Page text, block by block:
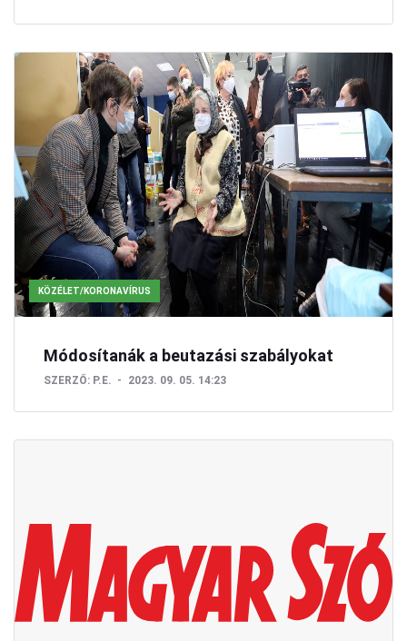
KÖZÉLET/KORONAVÍRUS
Módosítanák a beutazási szabályokat
SZERZŐ: P.E. 2023. 09. 05. 14:23